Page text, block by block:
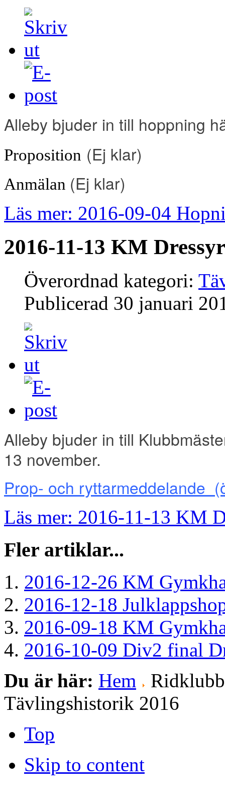
Alleby bjuder in till hoppning
Proposition (Ej klar)
Anmälan (Ej klar)
Läs mer: 2016-09-04
2016-11-13 KM Dressyr
Överordnad kategori:
Publicerad 30 januari
Alleby bjuder in till
13 november.
Prop- och ryttarmeddelande
Läs mer: 2016-11-13 KM
Fler artiklar...
2016-12-26 KM
2016-12-18
2016-09-18 KM
2016-10-09 Div2 final
Du är här: Hem
Tävlingshistorik 2016
Top
Skip to content